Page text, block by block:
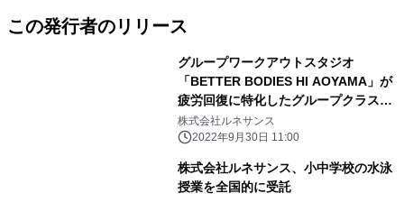
この発行者のリリース
グループワークアウトスタジオ
「BETTER BODIES HI AOYAMA」が
疲労回復に特化したグループクラスを
開発、好評実施中
株式会社ルネサンス
2022年9月30日 11:00
株式会社ルネサンス、小中学校の水泳
授業を全国的に受託